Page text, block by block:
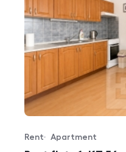
Offer type
Rent
Property type
Apartment